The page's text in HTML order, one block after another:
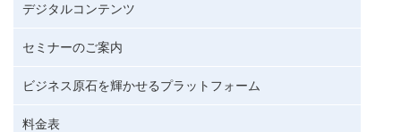
デジタルコンテンツ
セミナーのご案内
ビジネス原石を輝かせるプラットフォーム
料金表